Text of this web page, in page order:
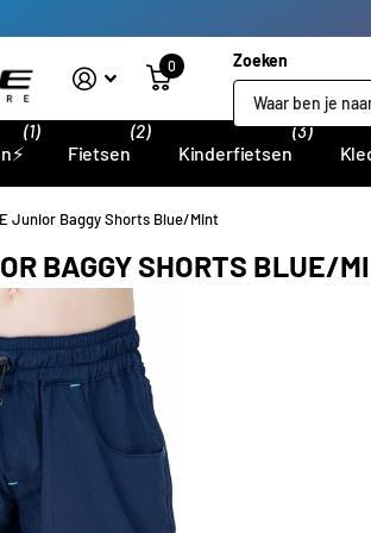
Zoeken
0
(1)
Fietsen
(2)
Kinderfietsen
(3)
Junior Baggy Shorts Blue/Mint
BAGGY SHORTS BLUE/